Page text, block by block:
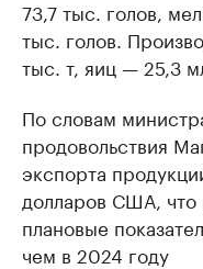
73,7 тыс. голов,
тыс. голов.
тыс. т, яиц — 25,3
По словам
продовольствия
экспорта
долларов США, что
плановые
чем в 2024 году